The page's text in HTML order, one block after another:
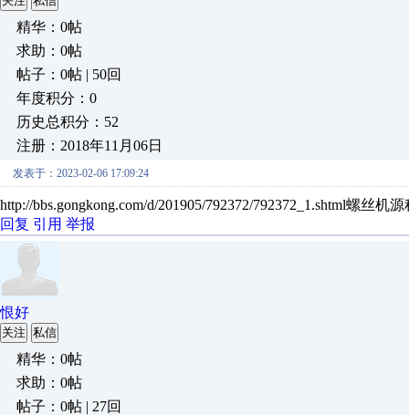
精华：0帖
求助：0帖
帖子：0帖 | 50回
年度积分：0
历史总积分：52
注册：2018年11月06日
发表于：2023-02-06 17:09:24
http://bbs.gongkong.com/d/201905/792372/792372_1.shtml螺丝机
回复 引用 举报
恨好
关注 私信
精华：0帖
求助：0帖
帖子：0帖 | 27回